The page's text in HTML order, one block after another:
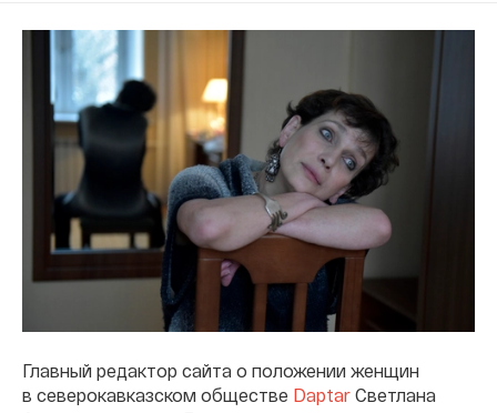
Главный редактор сайта о положении женщин
в северокавказском обществе Daptar Светлана